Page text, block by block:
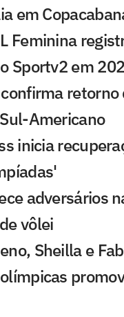
em
Feminina
Sportv2 em
retorno
Americano
inicia
adversários
vôlei
Sheilla e